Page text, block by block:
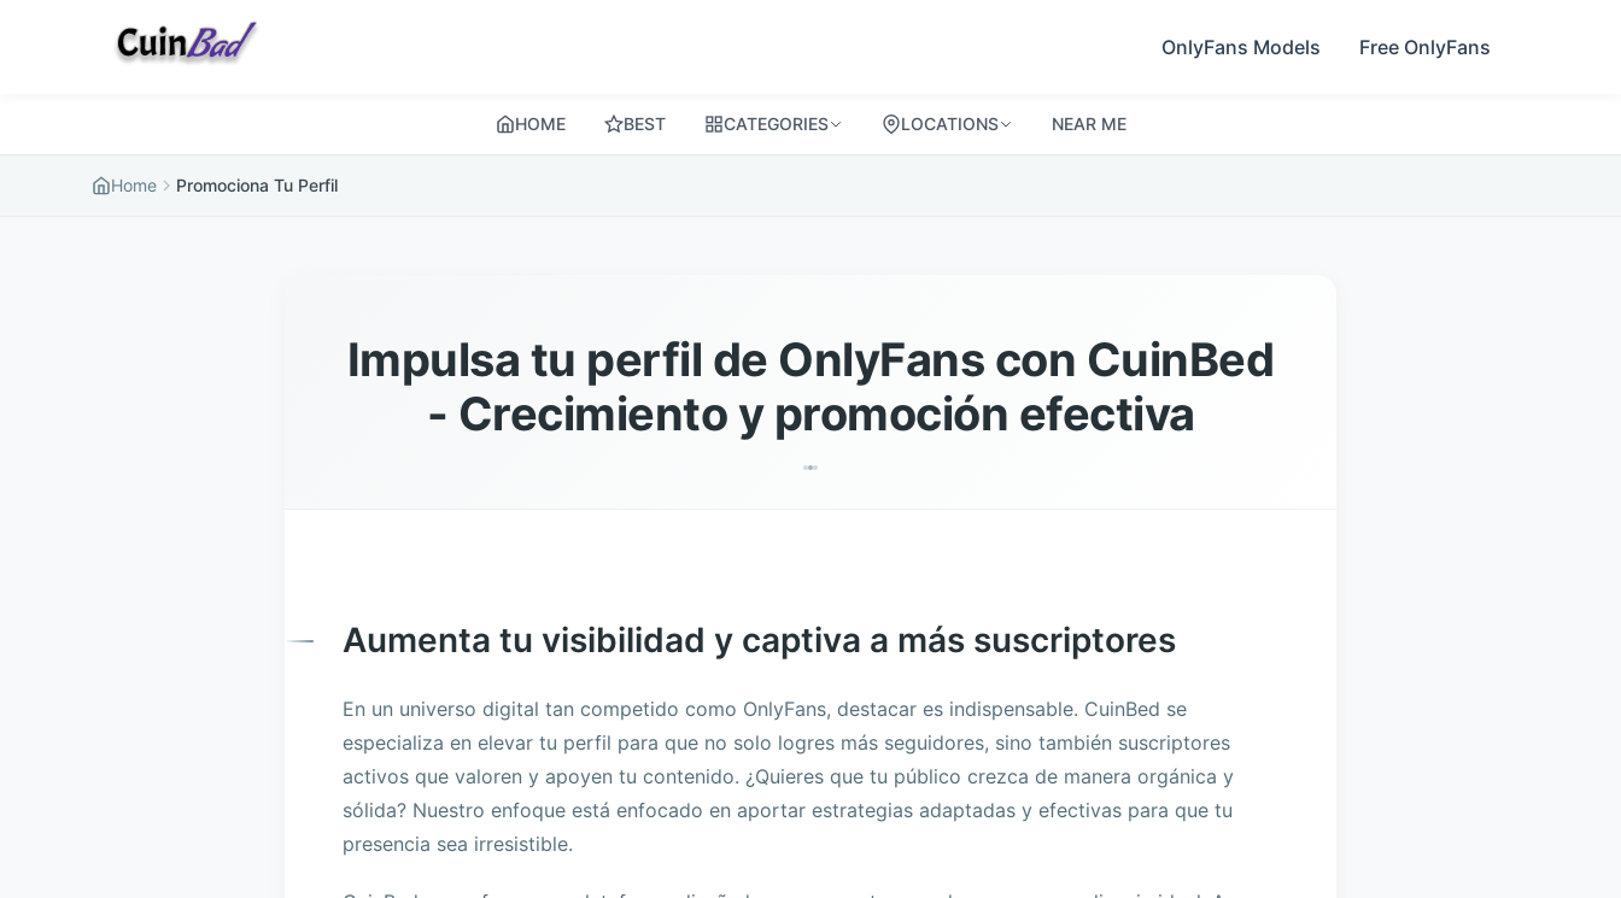
OnlyFans Models Free OnlyFans
HOME BEST CATEGORIES LOCATIONS NEAR ME
Home Promociona Tu Perfil
Impulsa tu perfil de OnlyFans con CuinBed
- Crecimiento y promoción efectiva
Aumenta tu visibilidad y captiva a más suscriptores
En un universo digital tan competido como OnlyFans, destacar es indispensable. CuinBed se
especializa en elevar tu perfil para que no solo logres más seguidores, sino también suscriptores
activos que valoren y apoyen tu contenido. ¿Quieres que tu público crezca de manera orgánica y
sólida? Nuestro enfoque está enfocado en aportar estrategias adaptadas y efectivas para que tu
presencia sea irresistible.